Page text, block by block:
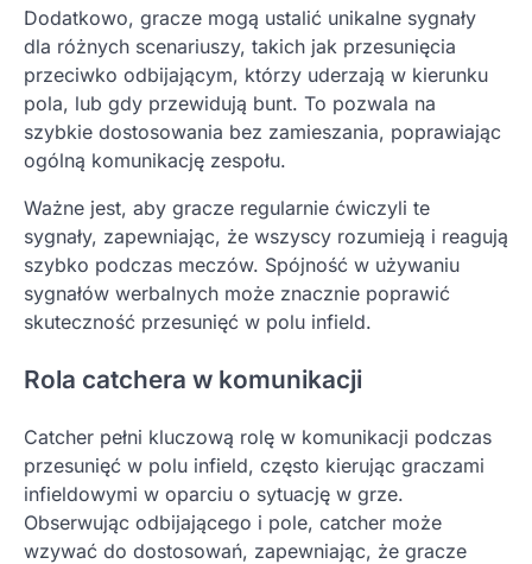
Dodatkowo, gracze mogą ustalić unikalne sygnały
dla różnych scenariuszy, takich jak przesunięcia
przeciwko odbijającym, którzy uderzają w kierunku
pola, lub gdy przewidują bunt. To pozwala na
szybkie dostosowania bez zamieszania, poprawiając
ogólną komunikację zespołu.
Ważne jest, aby gracze regularnie ćwiczyli te
sygnały, zapewniając, że wszyscy rozumieją i reagują
szybko podczas meczów. Spójność w używaniu
sygnałów werbalnych może znacznie poprawić
skuteczność przesunięć w polu infield.
Rola catchera w komunikacji
Catcher pełni kluczową rolę w komunikacji podczas
przesunięć w polu infield, często kierując graczami
infieldowymi w oparciu o sytuację w grze.
Obserwując odbijającego i pole, catcher może
wzywać do dostosowań, zapewniając, że gracze